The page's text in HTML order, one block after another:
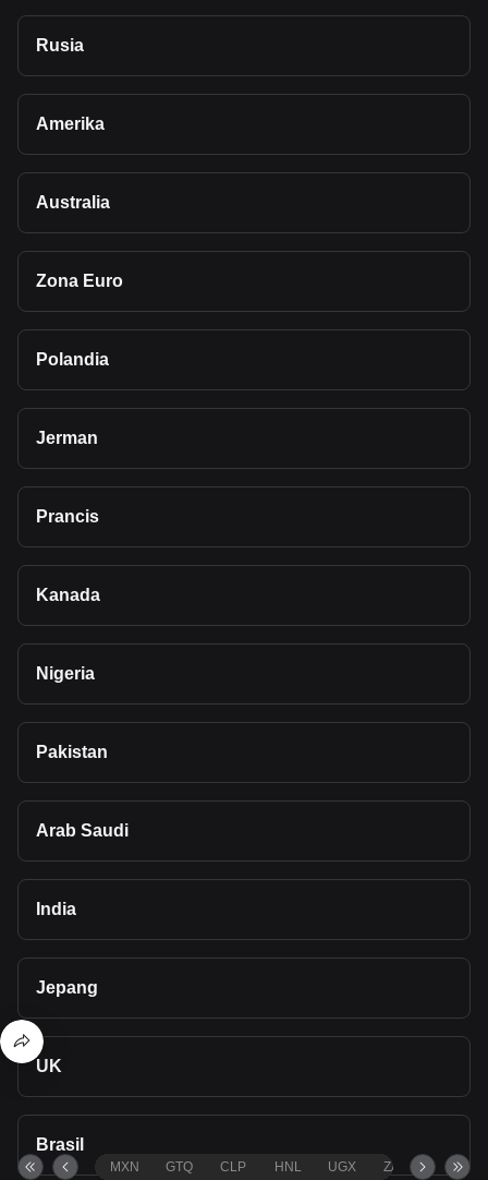
Rusia
Amerika
Australia
Zona Euro
Polandia
Jerman
Prancis
Kanada
Nigeria
Pakistan
Arab Saudi
India
Jepang
UK
Brasil
MXN GTQ CLP HNL UGX ZAR TND